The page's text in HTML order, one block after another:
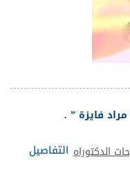
فايزة ” .
الدكتوراه التفاصيل